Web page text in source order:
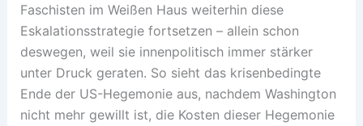
Faschisten im Weißen Haus weiterhin diese
Eskalationsstrategie fortsetzen – allein schon
deswegen, weil sie innenpolitisch immer stärker
unter Druck geraten. So sieht das krisenbedingte
Ende der US-Hegemonie aus, nachdem Washington
nicht mehr gewillt ist, die Kosten dieser Hegemonie